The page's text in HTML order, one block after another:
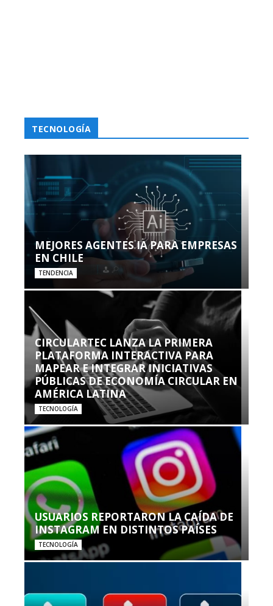
TECNOLOGÍA
MEJORES AGENTES IA PARA EMPRESAS
EN CHILE
TENDENCIA
CIRCULARTEC LANZA LA PRIMERA
PLATAFORMA INTERACTIVA PARA
MAPEAR E INTEGRAR INICIATIVAS
PÚBLICAS DE ECONOMÍA CIRCULAR EN
AMÉRICA LATINA
TECNOLOGÍA
USUARIOS REPORTARON LA CAÍDA DE
INSTAGRAM EN DISTINTOS PAÍSES
TECNOLOGÍA